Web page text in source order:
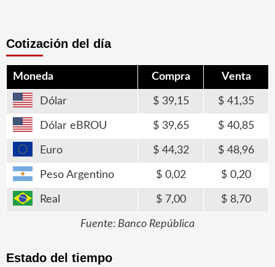
Cotización del día
Moneda Compra Venta
Dólar 39,15 41,35
Dólar eBROU 39,65 40,85
Euro 44,32 48,96
Peso Argentino 0,02 0,20
Real 7,00 8,70
Fuente: Banco República
Estado del tiempo